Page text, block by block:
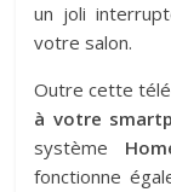
un joli
votre salon.
Outre cette
à votre
système
fonctionne